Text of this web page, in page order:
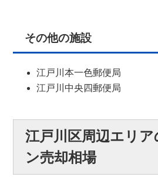
その他の施設
江戸川本一色郵便局
江戸川中央四郵便局
江戸川区周辺エリア
ン売却相場